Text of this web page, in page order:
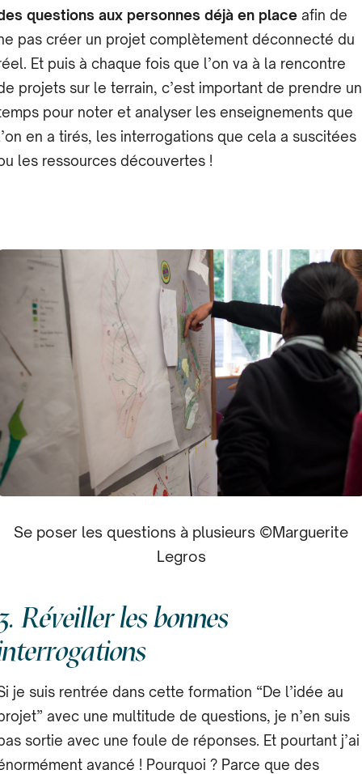
questions aux personnes déjà en placeafin de
pas créer un projet complètement déconnecté du
Et puis à chaque fois que l’on va à la rencontre
projets sur le terrain, c’est important de prendre un
pour noter et analyser les enseignements que
en a tirés, les interrogations que cela a suscitées
les ressources découvertes !
Se poser les questions à plusieurs ©Marguerite
Legros
Réveiller les bonnes
je suis rentrée dans cette formation “De l’idée au
avec une multitude de questions, je n’en suis
sortie avec une foule de réponses. Et pourtant j’ai
avancé ! Pourquoi ? Parce que des